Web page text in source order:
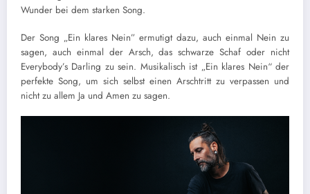
Wunder bei dem starken Song.
Der Song „Ein klares Nein” ermutigt dazu, auch einmal Nein zu
sagen, auch einmal der Arsch, das schwarze Schaf oder nicht
Everybody’s Darling zu sein. Musikalisch ist „Ein klares Nein“ der
perfekte Song, um sich selbst einen Arschtritt zu verpassen und
nicht zu allem Ja und Amen zu sagen.